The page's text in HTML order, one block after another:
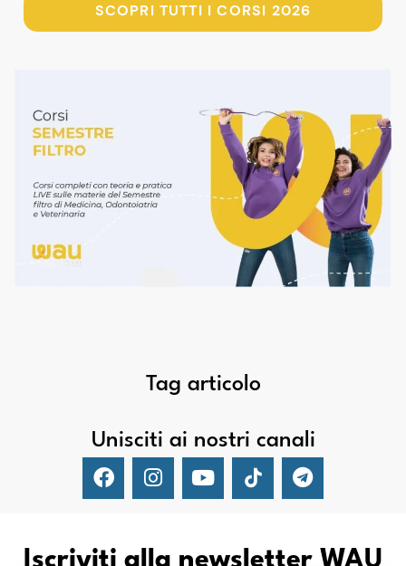
SCOPRI TUTTI I CORSI 2026
Tag articolo
Unisciti ai nostri canali
Iscriviti alla newsletter WAU